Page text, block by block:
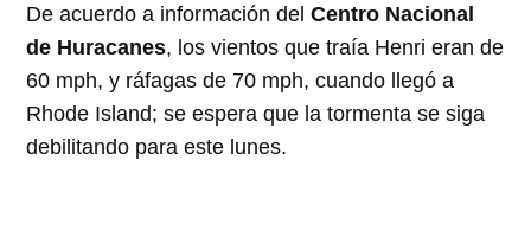
De acuerdo a información delCentro Nacional
de Huracanes, los vientos que traía Henri eran de
60 mph, y ráfagas de 70 mph, cuando llegó a
Rhode Island; se espera que la tormenta se siga
debilitando para este lunes.